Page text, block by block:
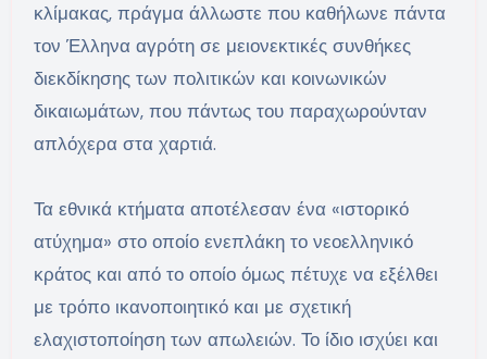
κλίμακας, πράγμα άλλωστε που καθήλωνε πάντα
τον Έλληνα αγρότη σε μειονεκτικές συνθήκες
διεκδίκησης των πολιτικών και κοινωνικών
δικαιωμάτων, που πάντως του παραχωρούνταν
απλόχερα στα χαρτιά.
Τα εθνικά κτήματα αποτέλεσαν ένα «ιστορικό
ατύχημα» στο οποίο ενεπλάκη το νεοελληνικό
κράτος και από το οποίο όμως πέτυχε να εξέλθει
με τρόπο ικανοποιητικό και με σχετική
ελαχιστοποίηση των απωλειών. Το ίδιο ισχύει και